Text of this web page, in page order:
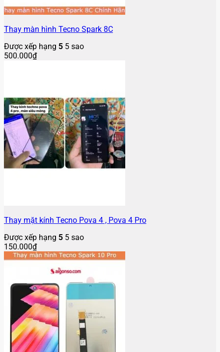
Thay màn hình Tecno Spark 8C
Được xếp hạng 5 5 sao
500.000₫
Thay mặt kính Tecno Pova 4 , Pova 4 Pro
Được xếp hạng 5 5 sao
150.000₫